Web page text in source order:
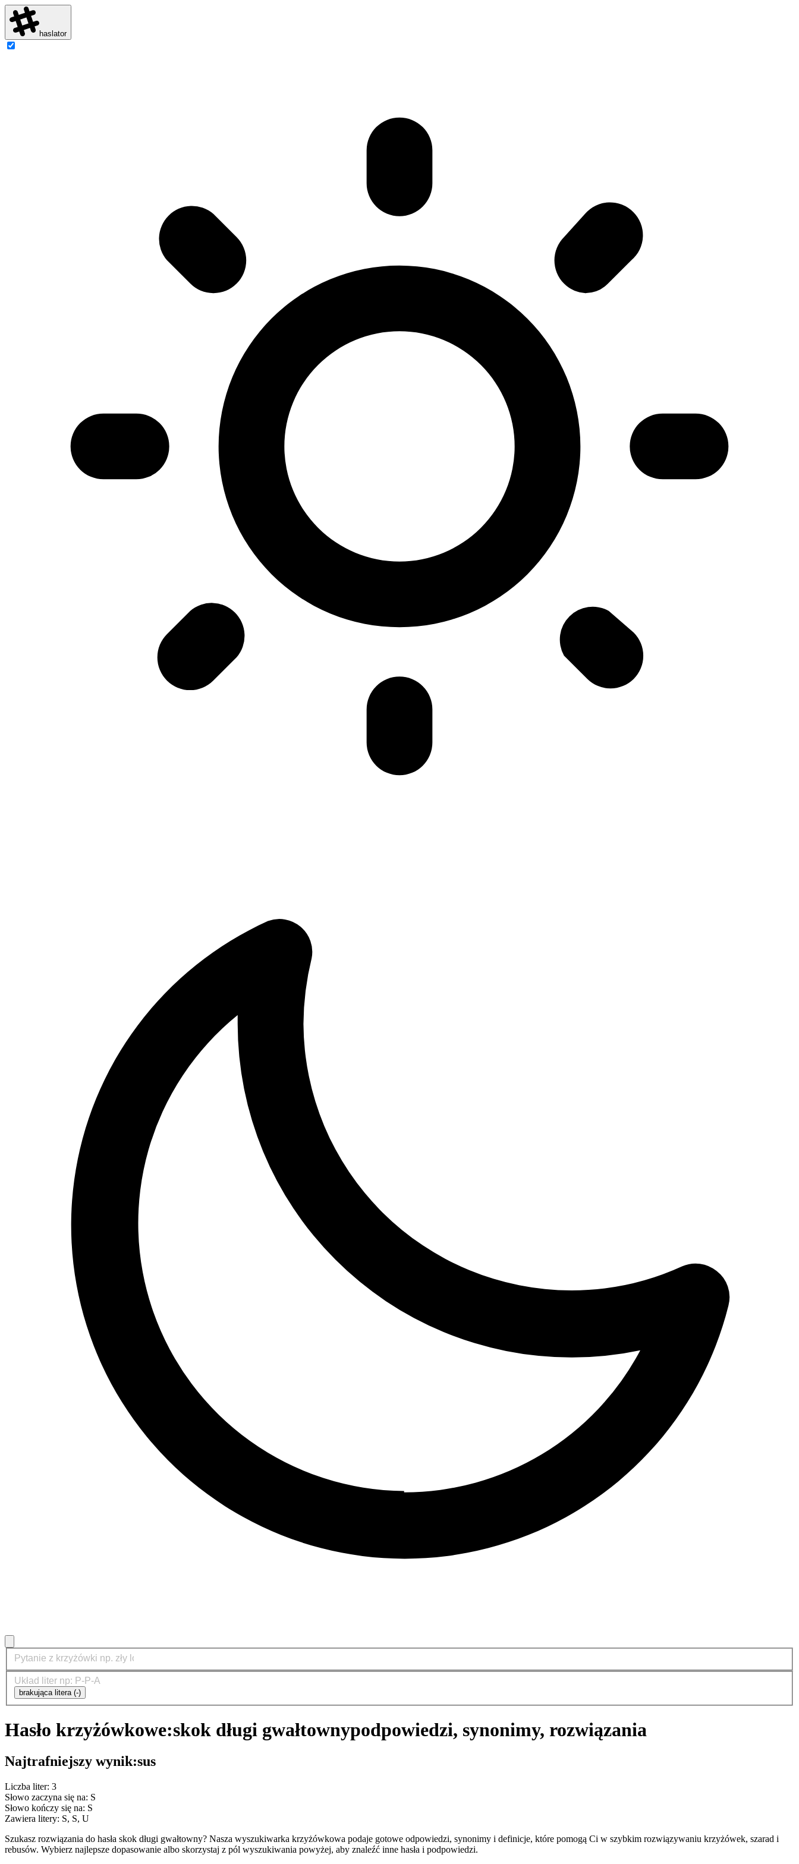
haslator
brakująca litera (-)
Hasło krzyżówkowe:skok długi gwałtownypodpowiedzi, synonimy, rozwiązania
Najtrafniejszy wynik:sus
Liczba liter: 3
Słowo zaczyna się na: S
Słowo kończy się na: S
Zawiera litery: S, S, U
Szukasz rozwiązania do hasła skok długi gwałtowny? Nasza wyszukiwarka krzyżówkowa podaje gotowe odpowiedzi, synonimy i definicje, które pomogą Ci w szybkim rozwiązywaniu krzyżówek, szarad i
rebusów. Wybierz najlepsze dopasowanie albo skorzystaj z pól wyszukiwania powyżej, aby znaleźć inne hasła i podpowiedzi.